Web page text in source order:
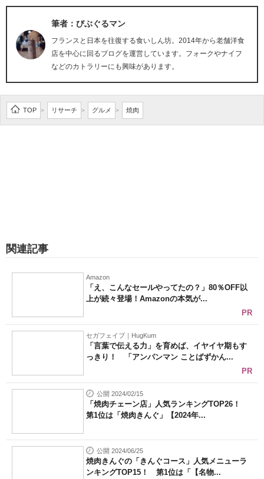
筆者：びぶぐるマン
フランスと日本を往復する食いしん坊。2014年から老舗洋食
店を中心に回るブログを運営しています。フォークやナイフ
などのカトラリーにも興味があります。
TOP > リサーチ > グルメ > 焼肉
関連記事
Amazon
「え、こんなセールやってたの？」80％OFF以
上が続々登場！Amazonの本気が...
PR
セガフェイブ｜HugKum
「言葉で伝える力」を育めば、イヤイヤ期もす
っきり！ 「アンパンマン ことばずかん...
PR
公開 2024/02/15
「焼肉チェーン店」人気ランキングTOP26！
第1位は「焼肉きんぐ」【2024年...
公開 2024/06/25
焼肉きんぐの「きんぐコース」人気メニューラ
ンキングTOP15！ 第1位は「【名物...